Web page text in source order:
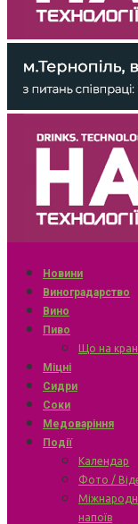
Новини
Виноградарство
Вино
Пиво
Що на
Міцні
Сидри
Соки
Медоваріння
Події
Календар
Фото /
напоїв